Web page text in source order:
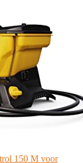
150 M voor